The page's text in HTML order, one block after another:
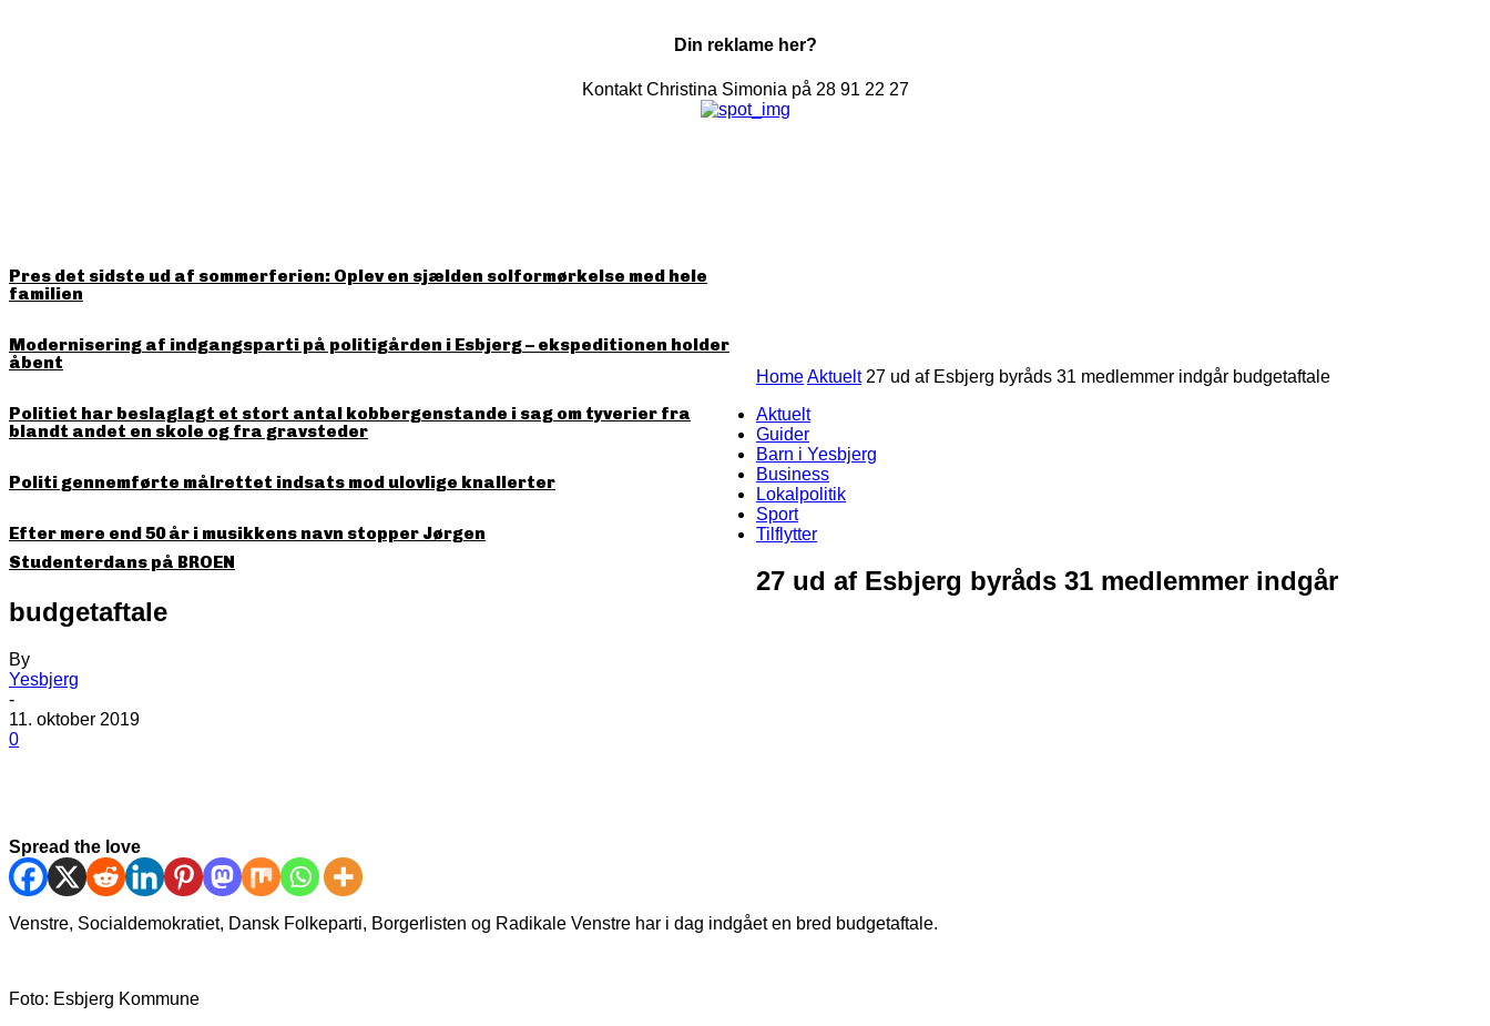
Din reklame her?
Kontakt Christina Simonia på 28 91 22 27
Pres det sidste ud af sommerferien: Oplev en sjælden solformørkelse med hele
familien
Modernisering af indgangsparti på politigården i Esbjerg – ekspeditionen holder
åbent
Politiet har beslaglagt et stort antal kobbergenstande i sag om tyverier fra
blandt andet en skole og fra gravsteder
Politi gennemførte målrettet indsats mod ulovlige knallerter
Efter mere end 50 år i musikkens navn stopper Jørgen
Studenterdans på BROEN
HomeAktuelt 27 ud af Esbjerg byråds 31 medlemmer indgår budgetaftale
Aktuelt
Guider
Barn i Yesbjerg
Business
Lokalpolitik
Sport
Tilflytter
27 ud af Esbjerg byråds 31 medlemmer indgår
budgetaftale
By
Yesbjerg
-
11. oktober 2019
0
Spread the love
Venstre, Socialdemokratiet, Dansk Folkeparti, Borgerlisten og Radikale Venstre har i dag indgået en bred budgetaftale.
Foto: Esbjerg Kommune